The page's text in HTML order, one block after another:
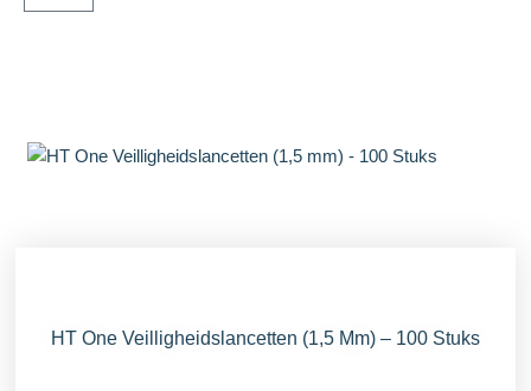
HT One Veilligheidslancetten (1,5 Mm) – 100 Stuks